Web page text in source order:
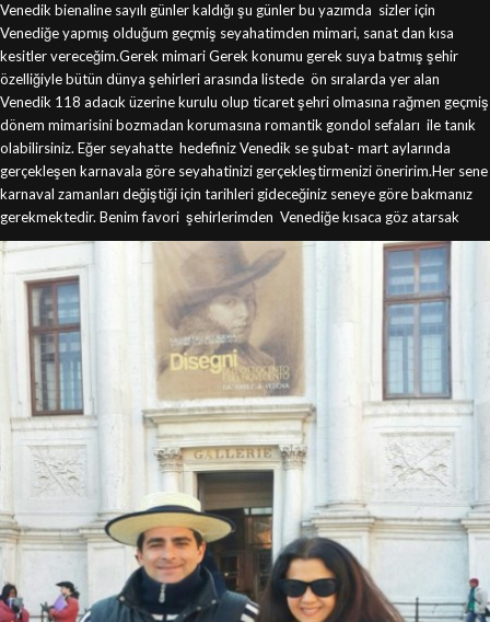
Venedik bienaline sayılı günler kaldığı şu günler bu yazımda sizler için
Venediğe yapmış olduğum geçmiş seyahatimden mimari, sanat dan kısa
kesitler vereceğim.Gerek mimari Gerek konumu gerek suya batmış şehir
özelliğiyle bütün dünya şehirleri arasında listede ön sıralarda yer alan
Venedik 118 adacık üzerine kurulu olup ticaret şehri olmasına rağmen geçmiş
dönem mimarisini bozmadan korumasına romantik gondol sefaları ile tanık
olabilirsiniz. Eğer seyahatte hedefiniz Venedik se şubat- mart aylarında
gerçekleşen karnavala göre seyahatinizi gerçekleştirmenizi öneririm.Her sene
karnaval zamanları değiştiği için tarihleri gideceğiniz seneye göre bakmanız
gerekmektedir. Benim favori şehirlerimden Venediğe kısaca göz atarsak